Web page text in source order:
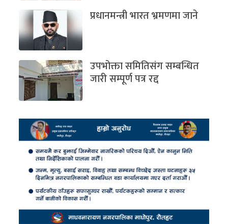
प्रधानमन्त्री भारत भ्रमणमा जाने
उपभोक्ता समितिसंग सम्बन्धित
जारी सम्पूर्ण पत्र रद्द